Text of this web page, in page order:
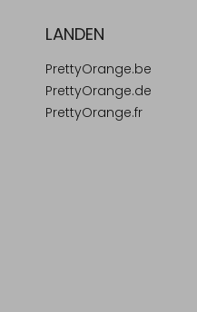
LANDEN
PrettyOrange.be
PrettyOrange.de
PrettyOrange.fr